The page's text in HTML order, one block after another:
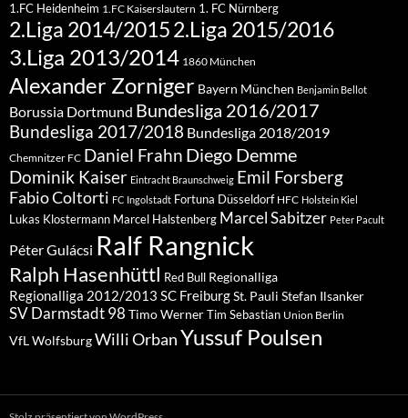
1.FC Heidenheim 1.FC Kaiserslautern 1. FC Nürnberg
2.Liga 2014/20152.Liga 2015/2016
3.Liga 2013/2014 1860 München
Alexander Zorniger Bayern München Benjamin Bellot
Borussia Dortmund Bundesliga 2016/2017
Bundesliga 2017/2018 Bundesliga 2018/2019
Chemnitzer FC Daniel Frahn Diego Demme
Dominik Kaiser Eintracht Braunschweig Emil Forsberg
Fabio Coltorti FC Ingolstadt Fortuna Düsseldorf HFC Holstein Kiel
Lukas Klostermann Marcel Halstenberg Marcel Sabitzer Peter Pacult
Péter Gulácsi Ralf Rangnick
Ralph Hasenhüttl Red Bull Regionalliga
Regionalliga 2012/2013 SC FreiburgSt. Pauli Stefan Ilsanker
SV Darmstadt 98 Timo WernerTim Sebastian Union Berlin
VfL WolfsburgWilli OrbanYussuf Poulsen